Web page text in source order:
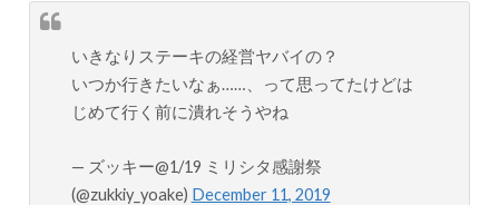
いきなりステーキの経営ヤバイの？
いつか行きたいなぁ……、って思ってたけどは
じめて行く前に潰れそうやね
— ズッキー@1/19 ミリシタ感謝祭
(@zukkiy_yoake) December 11, 2019